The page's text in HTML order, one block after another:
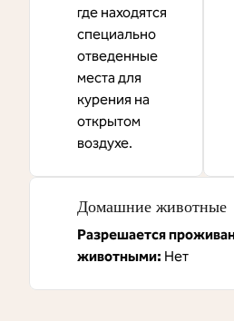
где находятся
специально
отведенные
места для
курения на
открытом
воздухе.
Домашние животные
Разрешается
животными: Нет